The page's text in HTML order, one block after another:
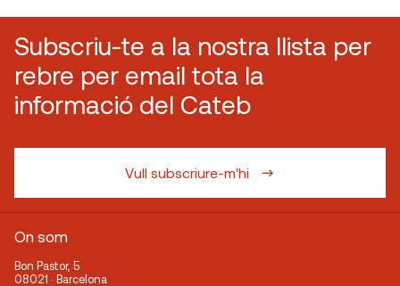
Subscriu-te a la nostra llista per
rebre per email tota la
informació del Cateb
Vull subscriure-m'hi
On som
Bon Pastor, 5
08021 · Barcelona